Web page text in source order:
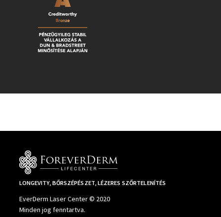
LONGEVITY, BŐRSZÉPÉSZET, LÉZERES SZŐRTELENÍTÉS
EverDerm Laser Center © 2020
Minden jog fenntartva.